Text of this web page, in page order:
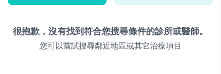
很抱歉，沒有找到符合您搜尋條件的診所或醫師。
您可以嘗試搜尋鄰近地區或其它治療項目